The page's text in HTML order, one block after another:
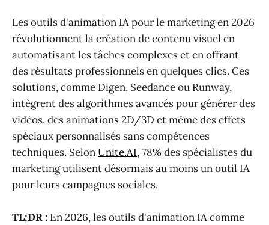
Les outils d'animation IA pour le marketing en 2026
révolutionnent la création de contenu visuel en
automatisant les tâches complexes et en offrant
des résultats professionnels en quelques clics. Ces
solutions, comme Digen, Seedance ou Runway,
intègrent des algorithmes avancés pour générer des
vidéos, des animations 2D/3D et même des effets
spéciaux personnalisés sans compétences
techniques. SelonUnite.AI, 78% des spécialistes du
marketing utilisent désormais au moins un outil IA
pour leurs campagnes sociales.
TL;DR : En 2026, les outils d'animation IA comme